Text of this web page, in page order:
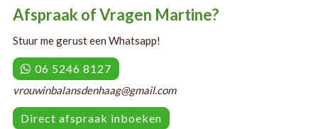
Afspraak of Vragen Martine?
Stuur me gerust een Whatsapp!
06 5246 8127
vrouwinbalansdenhaag@gmail.com
Direct afspraak inboeken